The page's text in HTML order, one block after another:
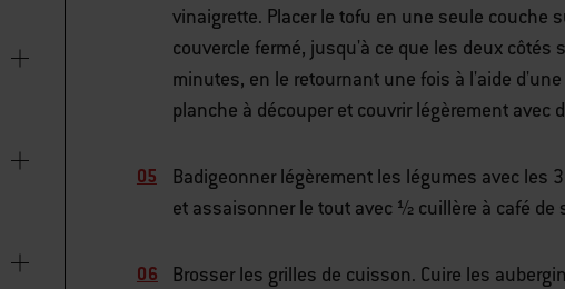
vinaigrette. Placer le tofu en une seule couche
couvercle fermé, jusqu'à ce que les deux
minutes, en le retournant une fois à l'aide
planche à découper et couvrir légèrement avec
Badigeonner légèrement les légumes avec les
et assaisonner le tout avec ½ cuillère à café de
Brosser les grilles de cuisson. Cuire les